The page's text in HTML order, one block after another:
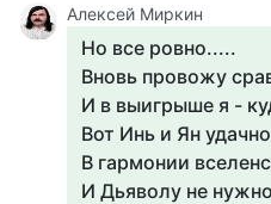
Алексей Миркин
Но все ровно.....
Вновь провожу
И в выигрыше я -
Вот Инь и Ян
В гармонии
И Дьяволу не